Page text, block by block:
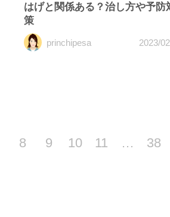
はげと関係ある？治し方や予防
策
princhipesa 2023/
8 9 10 11 … 38